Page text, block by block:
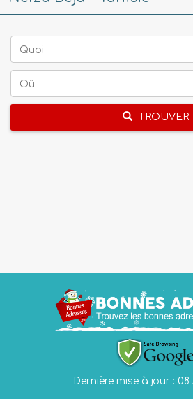
Quoi
Oû
TROUVER
Dernière mise à jour : 08